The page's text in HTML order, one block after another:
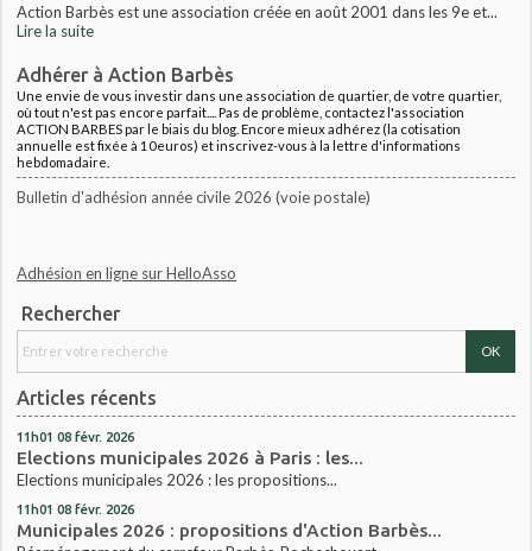
Action Barbès est une association créée en août 2001 dans les 9e et...
Lire la suite
Adhérer à Action Barbès
Une envie de vous investir dans une association de quartier, de votre quartier,
où tout n'est pas encore parfait.... Pas de problème, contactez l'association
ACTION BARBES par le biais du blog. Encore mieux adhérez (la cotisation
annuelle est fixée à 10euros) et inscrivez-vous à la lettre d'informations
hebdomadaire.
Bulletin d'adhésion année civile 2026 (voie postale)
Adhésion en ligne sur HelloAsso
Rechercher
Articles récents
11h01 08 févr. 2026
Elections municipales 2026 à Paris : les...
Elections municipales 2026 : les propositions...
11h01 08 févr. 2026
Municipales 2026 : propositions d'Action Barbès...